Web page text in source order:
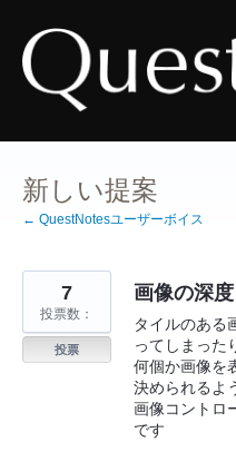
ン
テ
ン
ツ
新しい提案
← QuestNotesユーザーボイス
画像の深度
タイルのある
ってしまった
何個か画像を
決められるよ
画像コントロ
です
7
投票数：
投票